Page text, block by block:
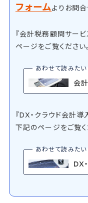
フォームよりお問合
『会計税務顧問サービ
ページをご覧ください。
会
『DX・クラウド会計導
下記のページをご覧く
DX